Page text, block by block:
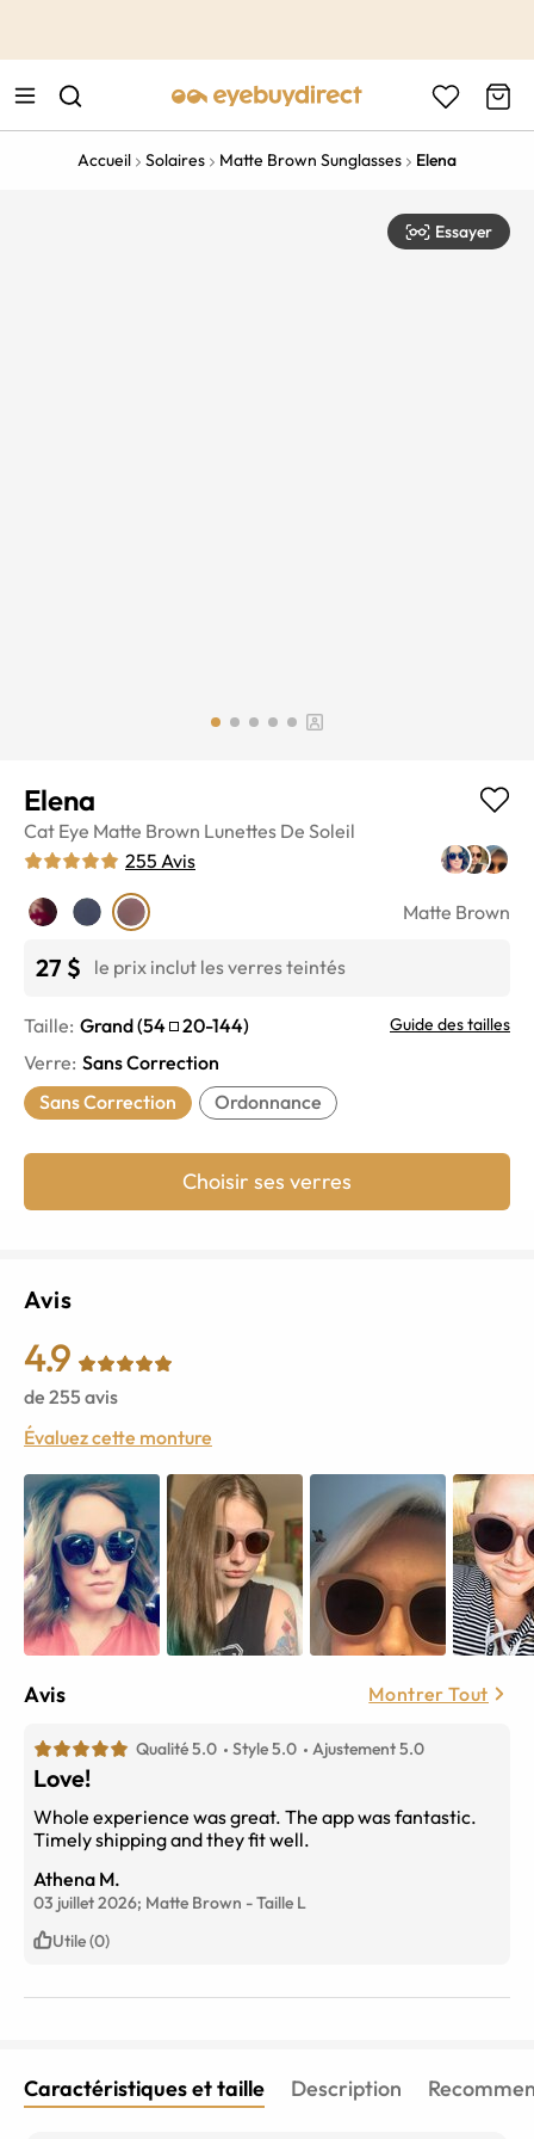
Accueil Solaires Matte Brown Sunglasses Elena
Essayer
Elena
Cat Eye Matte Brown Lunettes De Soleil
255 Avis
Matte Brown
27 $ le prix inclut les verres teintés
Taille: Grand(54 20-144) Guide des tailles
Verre: Sans Correction
Sans Correction
Ordonnance
Choisir ses verres
Avis
4.9
de 255 avis
Évaluez cette monture
Avis Montrer Tout
Qualité 5.0 Style 5.0 Ajustement 5.0
Love!
Whole experience was great. The app was fantastic.
Timely shipping and they fit well.
Athena M.
03 juillet 2026; Matte Brown -Taille L
Utile (0)
Caractéristiques et taille Description